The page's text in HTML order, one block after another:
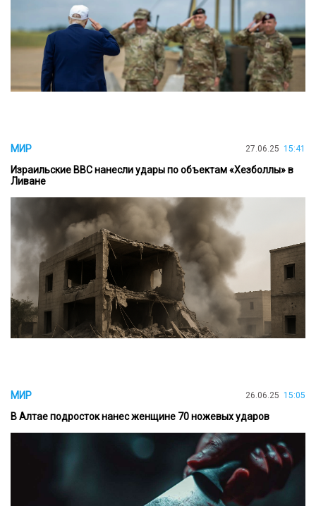
МИР 27.06.25 15:41
Израильские ВВС нанесли удары по объектам «Хезболлы» в
Ливане
МИР 26.06.25 15:05
В Алтае подросток нанес женщине 70 ножевых ударов